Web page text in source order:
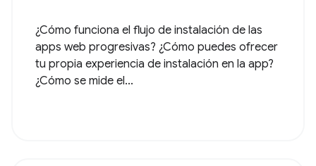
¿Cómo funciona el flujo de instalación de las
apps web progresivas? ¿Cómo puedes ofrecer
tu propia experiencia de instalación en la app?
¿Cómo se mide el...